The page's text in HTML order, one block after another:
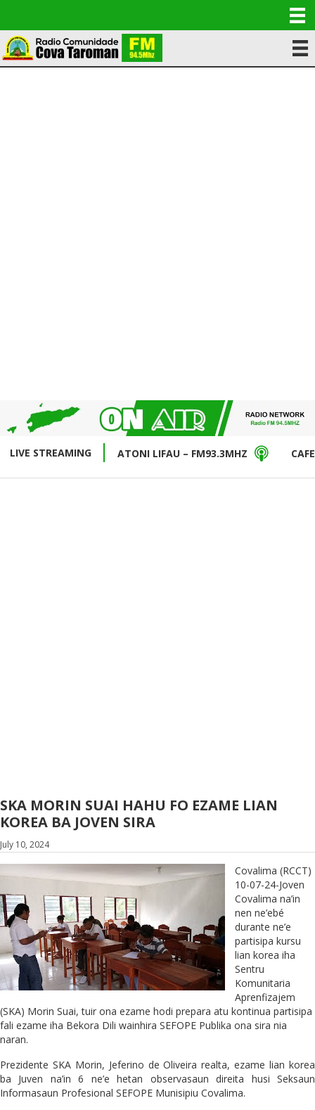
LIVE STREAMING ATONI LIFAU – FM93.3MHZ
SKA MORIN SUAI HAHU FO EZAME LIAN
KOREA BA JOVEN SIRA
July 10, 2024
Covalima (RCCT)
10-07-24-Joven
Covalima na’in
nen ne’ebé
durante ne’e
partisipa kursu
lian korea iha
Sentru
Komunitaria
Aprenfizajem
(SKA) Morin Suai, tuir ona ezame hodi prepara atu kontinua partisipa
fali ezame iha Bekora Dili wainhira SEFOPE Publika ona sira nia
naran.
Prezidente SKA Morin, Jeferino de Oliveira realta, ezame lian korea
ba Juven na’in 6 ne’e hetan observasaun direita husi Seksaun
Informasaun Profesional SEFOPE Munisipiu Covalima.